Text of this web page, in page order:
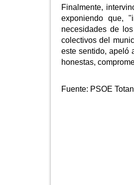
Finalmente,
exponiendo que,
necesidades de
colectivos del
este sentido, apeló
honestas,
Fuente: PSOE